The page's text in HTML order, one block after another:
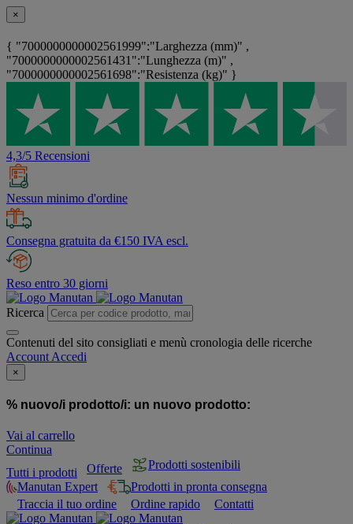
×
{ "7000000000002561999":"Larghezza (mm)" ,
"7000000000002561431":"Lunghezza (m)" ,
"7000000000002561698":"Resistenza (kg)" }
4,3/5 Recensioni
Nessun minimo d'ordine
Consegna gratuita da €150 IVA escl.
Reso entro 30 giorni
Ricerca
Contenuti del sito consigliati e menù cronologia delle ricerche
Account Accedi
×
% nuovo/i prodotto/i: un nuovo prodotto:
Vai al carrello
Continua
Tutti i prodotti
Offerte
Prodotti sostenibili
Manutan Expert
Prodotti in pronta consegna
Traccia il tuo ordine
Ordine rapido Contatti